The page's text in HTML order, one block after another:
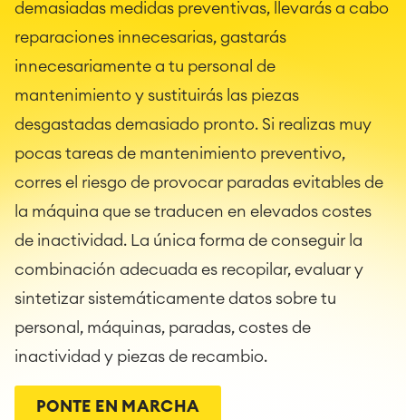
demasiadas medidas preventivas, llevarás a cabo
reparaciones innecesarias, gastarás
innecesariamente a tu personal de
mantenimiento y sustituirás las piezas
desgastadas demasiado pronto. Si realizas muy
pocas tareas de mantenimiento preventivo,
corres el riesgo de provocar paradas evitables de
la máquina que se traducen en elevados costes
de inactividad. La única forma de conseguir la
combinación adecuada es recopilar, evaluar y
sintetizar sistemáticamente datos sobre tu
personal, máquinas, paradas, costes de
inactividad y piezas de recambio.
PONTE EN MARCHA